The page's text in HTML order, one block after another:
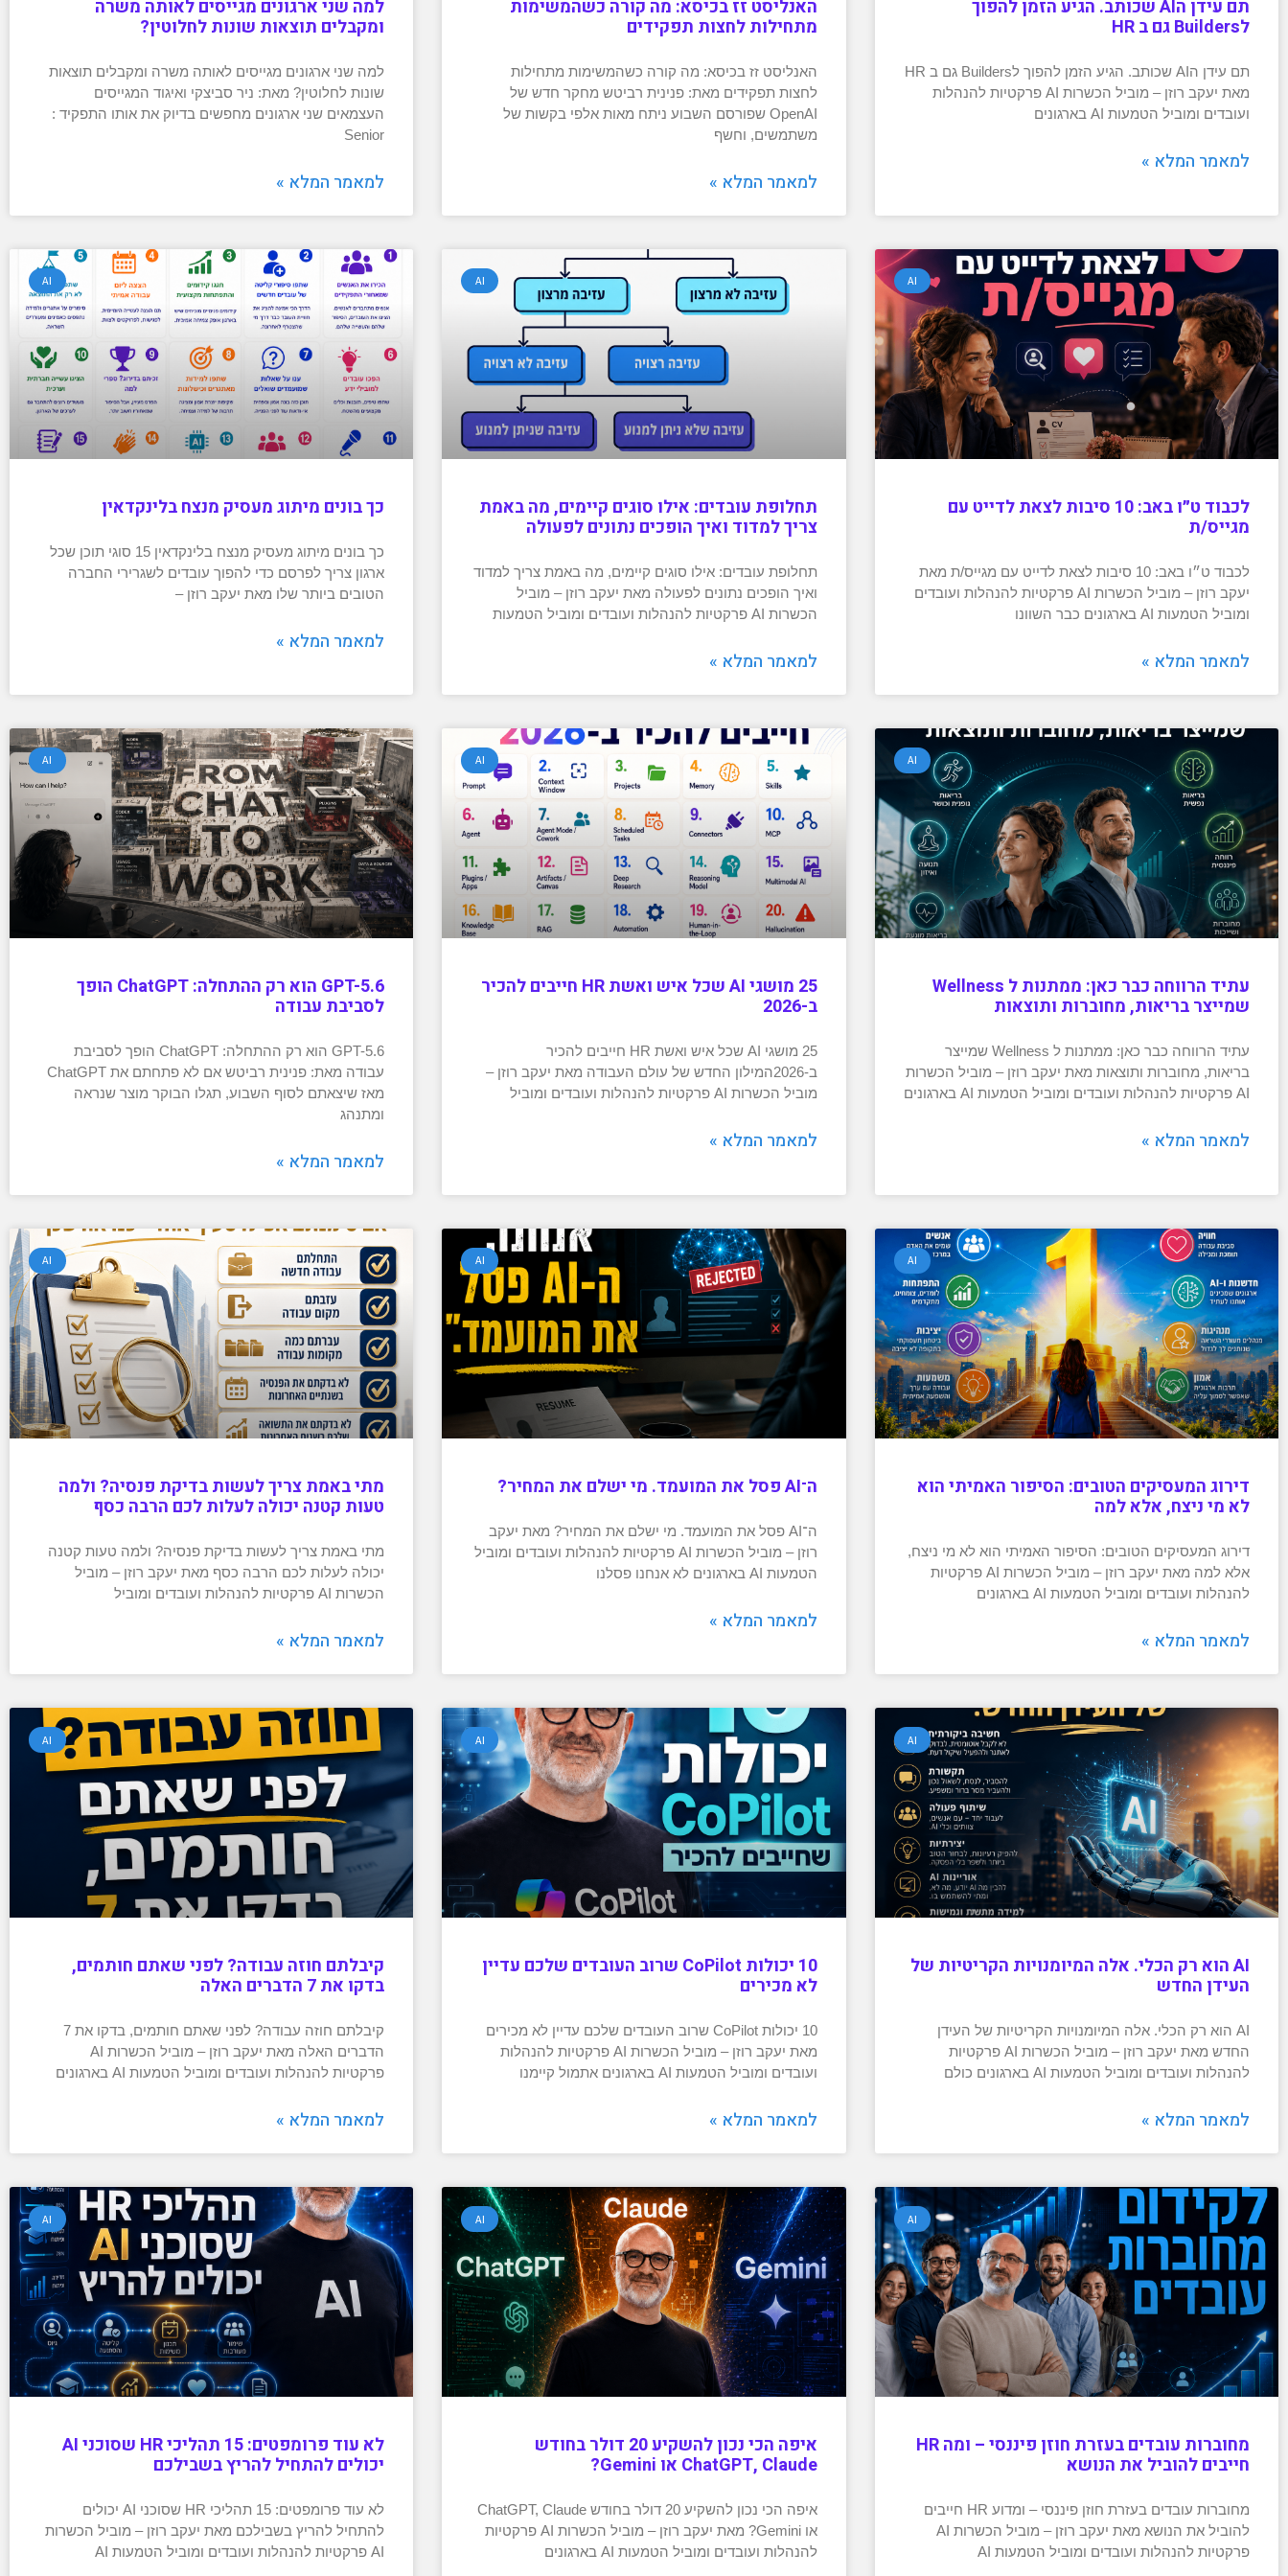
תם עידן הAI שכותב. הגיע הזמן להפוך
לBuilders גם ב HR
תם עידן הAI שכותב. הגיע הזמן להפוך לBuilders גם ב HR
מאת יעקב רוזן – מוביל הכשרות AI פרקטיות להנהלות
ועובדים ומוביל הטמעות AI בארגונים
למאמר המלא »
האנליסט זז בכיסא: מה קורה כשהמשימות
מתחילות לחצות תפקידים
האנליסט זז בכיסא: מה קורה כשהמשימות מתחילות
לחצות תפקידים מאת: פנינית רביטש מחקר חדש של
OpenAI שפורסם השבוע ניתח מאות אלפי בקשות של
משתמשים, וחשף
למאמר המלא »
למה שני ארגונים מגייסים לאותה משרה
ומקבלים תוצאות שונות לחלוטין?
למה שני ארגונים מגייסים לאותה משרה ומקבלים תוצאות
שונות לחלוטין? מאת: ניר סביצקי ואיגוד המגייסים
העצמאים שני ארגונים מחפשים בדיוק את אותו התפקיד :
Senior
למאמר המלא »
AI
לכבוד ט״ו באב: 10 סיבות לצאת לדייט עם
מגייס/ת
לכבוד ט״ו באב: 10 סיבות לצאת לדייט עם מגייס/ת מאת
יעקב רוזן – מוביל הכשרות AI פרקטיות להנהלות ועובדים
ומוביל הטמעות AI בארגונים כבר השוונו
למאמר המלא »
AI
תחלופת עובדים: אילו סוגים קיימים, מה באמת
צריך למדוד ואיך הופכים נתונים לפעולה
תחלופת עובדים: אילו סוגים קיימים, מה באמת צריך למדוד
ואיך הופכים נתונים לפעולה מאת יעקב רוזן – מוביל
הכשרות AI פרקטיות להנהלות ועובדים ומוביל הטמעות
למאמר המלא »
AI
כך בונים מיתוג מעסיק מנצח בלינקדאין
כך בונים מיתוג מעסיק מנצח בלינקדאין 15 סוגי תוכן שכל
ארגון צריך לפרסם כדי להפוך עובדים לשגרירי החברה
הטובים ביותר שלו מאת יעקב רוזן –
למאמר המלא »
AI
עתיד הרווחה כבר כאן: ממתנות ל Wellness
שמייצר בריאות, מחוברות ותוצאות
עתיד הרווחה כבר כאן: ממתנות ל Wellness שמייצר
בריאות, מחוברות ותוצאות מאת יעקב רוזן – מוביל הכשרות
AI פרקטיות להנהלות ועובדים ומוביל הטמעות AI בארגונים
למאמר המלא »
AI
25 מושגי AI שכל איש ואשת HR חייבים להכיר
ב-2026
25 מושגי AI שכל איש ואשת HR חייבים להכיר
ב-2026המילון החדש של עולם העבודה מאת יעקב רוזן –
מוביל הכשרות AI פרקטיות להנהלות ועובדים ומוביל
למאמר המלא »
AI
GPT-5.6 הוא רק ההתחלה: ChatGPT הופך
לסביבת עבודה
GPT-5.6 הוא רק ההתחלה: ChatGPT הופך לסביבת
עבודה מאת: פנינית רביטש אם לא פתחתם את ChatGPT
מאז שיצאתם לסוף השבוע, תגלו הבוקר מוצר שנראה
ומתנהג
למאמר המלא »
AI
דירוג המעסיקים הטובים: הסיפור האמיתי הוא
לא מי ניצח, אלא למה
דירוג המעסיקים הטובים: הסיפור האמיתי הוא לא מי ניצח,
אלא למה מאת יעקב רוזן – מוביל הכשרות AI פרקטיות
להנהלות ועובדים ומוביל הטמעות AI בארגונים
למאמר המלא »
AI
ה־AI פסל את המועמד. מי ישלם את המחיר?
ה־AI פסל את המועמד. מי ישלם את המחיר? מאת יעקב
רוזן – מוביל הכשרות AI פרקטיות להנהלות ועובדים ומוביל
הטמעות AI בארגונים לא אנחנו פסלנו
למאמר המלא »
AI
מתי באמת צריך לעשות בדיקת פנסיה? ולמה
טעות קטנה יכולה לעלות לכם הרבה כסף
מתי באמת צריך לעשות בדיקת פנסיה? ולמה טעות קטנה
יכולה לעלות לכם הרבה כסף מאת יעקב רוזן – מוביל
הכשרות AI פרקטיות להנהלות ועובדים ומוביל
למאמר המלא »
AI
AI הוא רק הכלי. אלה המיומנויות הקריטיות של
העידן החדש
AI הוא רק הכלי. אלה המיומנויות הקריטיות של העידן
החדש מאת יעקב רוזן – מוביל הכשרות AI פרקטיות
להנהלות ועובדים ומוביל הטמעות AI בארגונים כולם
למאמר המלא »
AI
10 יכולות CoPilot שרוב העובדים שלכם עדיין
לא מכירים
10 יכולות CoPilot שרוב העובדים שלכם עדיין לא מכירים
מאת יעקב רוזן – מוביל הכשרות AI פרקטיות להנהלות
ועובדים ומוביל הטמעות AI בארגונים אתמול קיימנו
למאמר המלא »
AI
קיבלתם חוזה עבודה? לפני שאתם חותמים,
בדקו את 7 הדברים האלה
קיבלתם חוזה עבודה? לפני שאתם חותמים, בדקו את 7
הדברים האלה מאת יעקב רוזן – מוביל הכשרות AI
פרקטיות להנהלות ועובדים ומוביל הטמעות AI בארגונים
למאמר המלא »
AI
מחוברות עובדים בעזרת חוזן פיננסי – ומה HR
חייבים להוביל את הנושא
מחוברות עובדים בעזרת חוזן פיננסי – ומדוע HR חייבים
להוביל את הנושא מאת יעקב רוזן – מוביל הכשרות AI
פרקטיות להנהלות ועובדים ומוביל הטמעות AI
AI
איפה הכי נכון להשקיע 20 דולר בחודש
ChatGPT, Claude או Gemini?
איפה הכי נכון להשקיע 20 דולר בחודש ChatGPT, Claude
או Gemini? מאת יעקב רוזן – מוביל הכשרות AI פרקטיות
להנהלות ועובדים ומוביל הטמעות AI בארגונים
AI
לא עוד פרומפטים: 15 תהליכי HR שסוכני AI
יכולים להתחיל להריץ בשבילכם
לא עוד פרומפטים: 15 תהליכי HR שסוכני AI יכולים
להתחיל להריץ בשבילכם מאת יעקב רוזן – מוביל הכשרות
AI פרקטיות להנהלות ועובדים ומוביל הטמעות AI